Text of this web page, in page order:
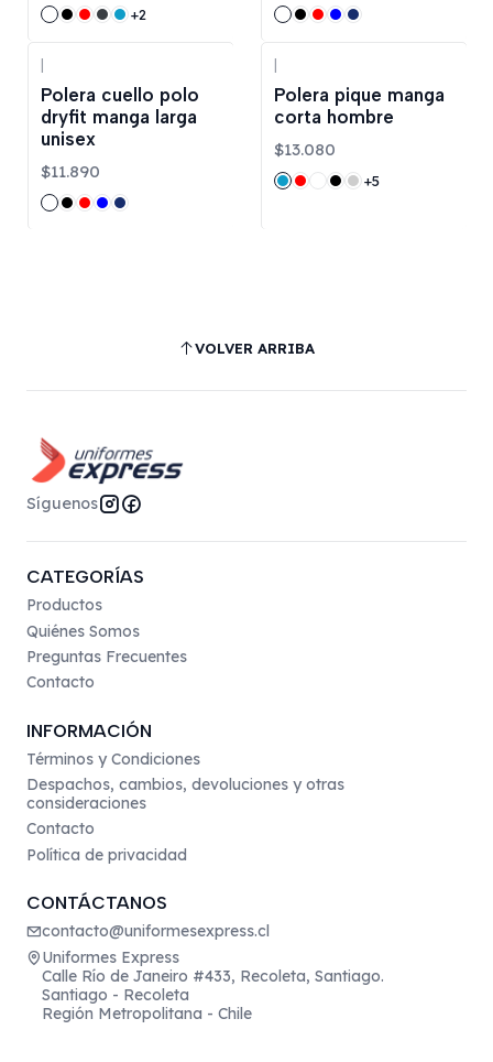
+2
Polera cuello polo
dryfit manga larga
unisex
$11.890
Polera pique manga
corta hombre
$13.080
+5
VOLVER ARRIBA
Síguenos
CATEGORÍAS
Productos
Quiénes Somos
Preguntas Frecuentes
Contacto
INFORMACIÓN
Términos y Condiciones
Despachos, cambios, devoluciones y otras
consideraciones
Contacto
Política de privacidad
CONTÁCTANOS
contacto@uniformesexpress.cl
Uniformes Express
Calle Río de Janeiro #433, Recoleta, Santiago.
Santiago - Recoleta
Región Metropolitana - Chile